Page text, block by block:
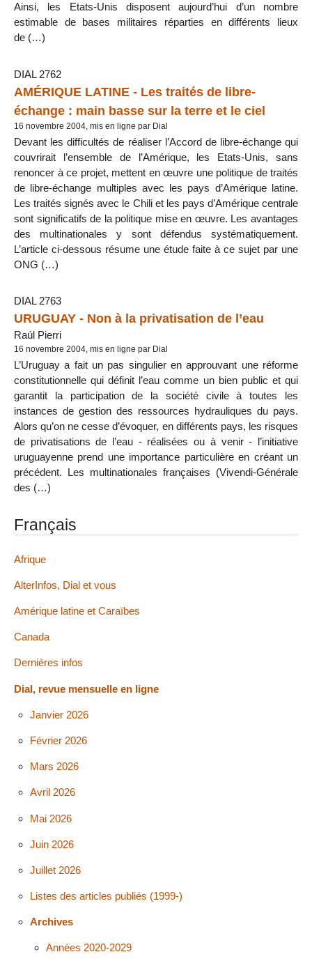
Ainsi, les Etats-Unis disposent aujourd’hui d’un nombre
estimable de bases militaires réparties en différents lieux
de (…)
DIAL 2762
AMÉRIQUE LATINE - Les traités de libre-
échange : main basse sur la terre et le ciel
16 novembre 2004, mis en ligne par Dial
Devant les difficultés de réaliser l’Accord de libre-échange qui
couvrirait l’ensemble de l’Amérique, les Etats-Unis, sans
renoncer à ce projet, mettent en œuvre une politique de traités
de libre-échange multiples avec les pays d’Amérique latine.
Les traités signés avec le Chili et les pays d’Amérique centrale
sont significatifs de la politique mise en œuvre. Les avantages
des multinationales y sont défendus systématiquement.
L’article ci-dessous résume une étude faite à ce sujet par une
ONG (…)
DIAL 2763
URUGUAY - Non à la privatisation de l’eau
Raúl Pierri
16 novembre 2004, mis en ligne par Dial
L’Uruguay a fait un pas singulier en approuvant une réforme
constitutionnelle qui définit l’eau comme un bien public et qui
garantit la participation de la société civile à toutes les
instances de gestion des ressources hydrauliques du pays.
Alors qu’on ne cesse d’évoquer, en différents pays, les risques
de privatisations de l’eau - réalisées ou à venir - l’initiative
uruguayenne prend une importance particulière en créant un
précédent. Les multinationales françaises (Vivendi-Générale
des (…)
Français
Afrique
AlterInfos, Dial et vous
Amérique latine et Caraïbes
Canada
Dernières infos
Dial, revue mensuelle en ligne
Janvier 2026
Février 2026
Mars 2026
Avril 2026
Mai 2026
Juin 2026
Juillet 2026
Listes des articles publiés (1999-)
Archives
Années 2020-2029